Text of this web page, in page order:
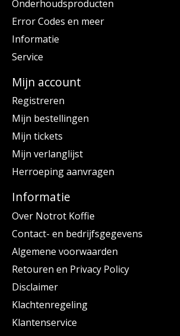
Onderhoudsproducten
Error Codes en meer
Informatie
Service
Mijn account
Registreren
Mijn bestellingen
Mijn tickets
Mijn verlanglijst
Herroeping aanvragen
Informatie
Over Notrot Koffie
Contact- en bedrijfsgegevens
Algemene voorwaarden
Retouren en Privacy Policy
Disclaimer
Klachtenregeling
Klantenservice